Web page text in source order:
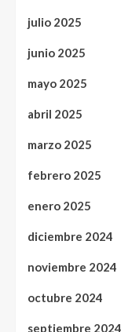
julio 2025
junio 2025
mayo 2025
abril 2025
marzo 2025
febrero 2025
enero 2025
diciembre 2024
noviembre 2024
octubre 2024
septiembre 2024